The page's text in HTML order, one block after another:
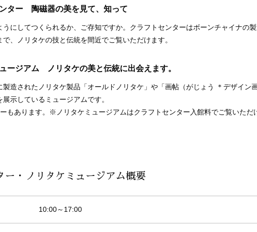
ター 陶磁器の美を見て、知って
にしてつくられるか、ご存知ですか。クラフトセンターはボーンチャイナの製
、ノリタケの技と伝統を間近でご覧いただけます。
ージアム ノリタケの美と伝統に出会えます。
造されたノリタケ製品「オールドノリタケ」や「画帖（がじょう ＊デザイン
示しているミュージアムです。
もあります。※ノリタケミュージアムはクラフトセンター入館料でご覧いただ
ー・ノリタケミュージアム概要
10:00～17:00